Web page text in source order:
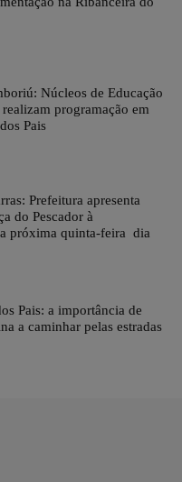
Núcleos de Educação
programação em
Pais
Prefeitura apresenta
do Pescador à
próxima quinta-feira dia
Pais: a importância de
a caminhar pelas estradas